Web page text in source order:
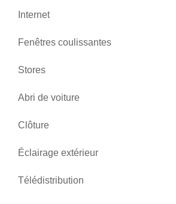
Internet
Fenêtres coulissantes
Stores
Abri de voiture
Clôture
Éclairage extérieur
Télédistribution